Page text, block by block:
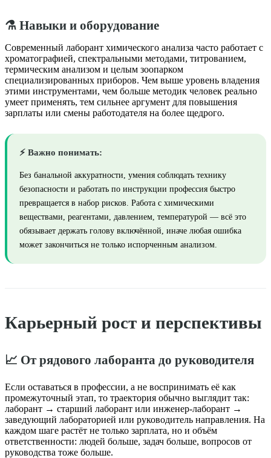
⚗️ Навыки и оборудование
Современный лаборант химического анализа часто работает с
хроматографией, спектральными методами, титрованием,
термическим анализом и целым зоопарком
специализированных приборов. Чем выше уровень владения
этими инструментами, чем больше методик человек реально
умеет применять, тем сильнее аргумент для повышения
зарплаты или смены работодателя на более щедрого.
⚡ Важно понимать:
Без банальной аккуратности, умения соблюдать технику
безопасности и работать по инструкции профессия быстро
превращается в набор рисков. Работа с химическими
веществами, реагентами, давлением, температурой — всё это
обязывает держать голову включённой, иначе любая ошибка
может закончиться не только испорченным анализом.
Карьерный рост и перспективы
📈 От рядового лаборанта до руководителя
Если оставаться в профессии, а не воспринимать её как
промежуточный этап, то траектория обычно выглядит так:
лаборант → старший лаборант или инженер-лаборант →
заведующий лабораторией или руководитель направления. На
каждом шаге растёт не только зарплата, но и объём
ответственности: людей больше, задач больше, вопросов от
руководства тоже больше.